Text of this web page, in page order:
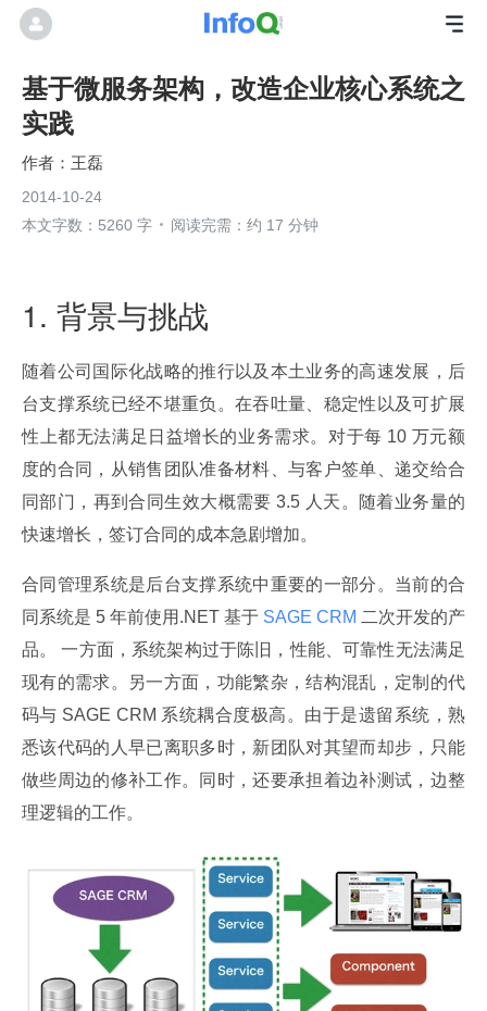
基于微服务架构，改造企业核心系统之
实践
王磊
2014-10-24
本文字数：5260 字
阅读完需：约 17 分钟
1. 背景与挑战
随着公司国际化战略的推行以及本土业务的高速发展，后
台支撑系统已经不堪重负。在吞吐量、稳定性以及可扩展
性上都无法满足日益增长的业务需求。对于每 10 万元额
度的合同，从销售团队准备材料、与客户签单、递交给合
同部门，再到合同生效大概需要 3.5 人天。随着业务量的
快速增长，签订合同的成本急剧增加。
合同管理系统是后台支撑系统中重要的一部分。当前的合
同系统是 5 年前使用.NET 基于 SAGE CRM 二次开发的产
品。 一方面，系统架构过于陈旧，性能、可靠性无法满足
现有的需求。另一方面，功能繁杂，结构混乱，定制的代
码与 SAGE CRM 系统耦合度极高。由于是遗留系统，熟
悉该代码的人早已离职多时，新团队对其望而却步，只能
做些周边的修补工作。同时，还要承担着边补测试，边整
理逻辑的工作。